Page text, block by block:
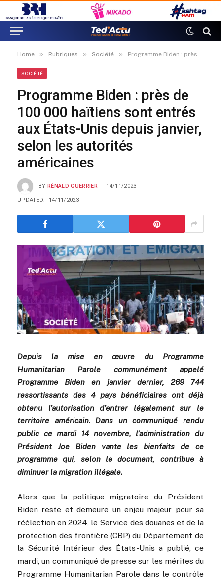
Home » Rubriques » Société » Programme Biden : près de 100 000 haïtiens sont entrés aux États-Unis depuis janvier, selon les autorités américaines
SOCIÉTÉ
Programme Biden : près de
100 000 haïtiens sont entrés
aux États-Unis depuis janvier,
selon les autorités
américaines
BY RÉNALD GUERRIER 14/11/2023
UPDATED: 14/11/2023
Depuis la mise en œuvre du Programme
Humanitarian Parole communément appelé
Programme Biden en janvier dernier, 269 744
ressortissants des 4 pays bénéficiaires ont déjà
obtenu l’autorisation d’entrer légalement sur le
territoire américain. Dans un communiqué rendu
public ce mardi 14 novembre, l’administration du
Président Joe Biden vante les bienfaits de ce
programme qui, selon le document, contribue à
diminuer la migration illégale.
Alors que la politique migratoire du Président
Biden reste et demeure un enjeu majeur pour sa
réélection en 2024, le Service des douanes et de la
protection des frontière (CBP) du Département de
la Sécurité Intérieur des États-Unis a publié, ce
mardi, un communiqué de presse sur les mérites du
Programme Humanitarian Parole dans le contrôle